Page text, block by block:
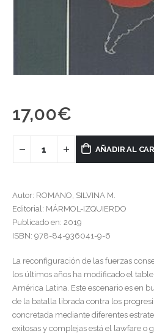
17,00€
AÑADIR AL
Autor: ROMANO, SILVINA M.
Editorial: MÁRMOL-IZQUIERDO
Publicado en: 2019
ISBN: 978-84-936041-9-6
La reconfiguración de las fuerzas
los últimos años ha modificado el
América Latina. Este escenario es en
de la batalla librada contra los
concretada mediante diferentes
exitosas y complejas está el lawfare o